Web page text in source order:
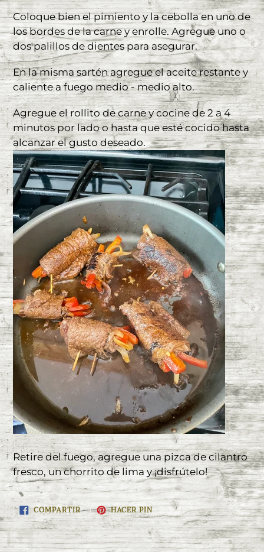
Coloque bien el pimiento y la cebolla en uno de
los bordes de la carne y enrolle. Agregue uno o
dos palillos de dientes para asegurar.
En la misma sartén agregue el aceite restante y
caliente a fuego medio - medio alto.
Agregue el rollito de carne y cocine de 2 a 4
minutos por lado o hasta que esté cocido hasta
alcanzar el gusto deseado.
Retire del fuego, agregue una pizca de cilantro
fresco, un chorrito de lima y ¡disfrútelo!
COMPARTIRCOMPARTIR
EN
FACEBOOK
HACER PINPINEAR
EN
PINTEREST